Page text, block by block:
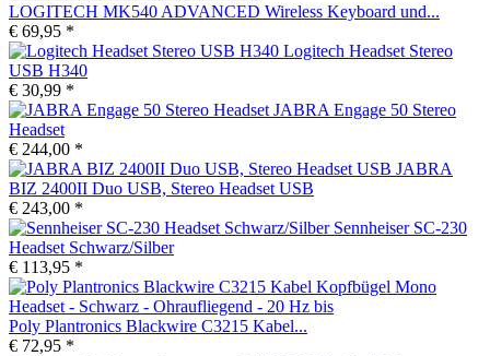
LOGITECH MK540 ADVANCED Wireless Keyboard und...
€ 69,95 *
Logitech Headset Stereo
USB H340
€ 30,99 *
JABRA Engage 50 Stereo
Headset
€ 244,00 *
JABRA
BIZ 2400II Duo USB, Stereo Headset USB
€ 243,00 *
Sennheiser SC-230
Headset Schwarz/Silber
€ 113,95 *
Poly Plantronics Blackwire C3215 Kabel...
€ 72,95 *